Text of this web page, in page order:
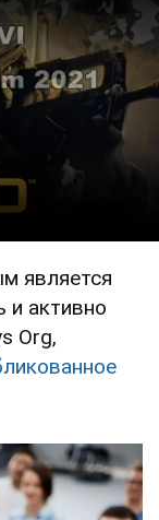
является
и активно
Org,